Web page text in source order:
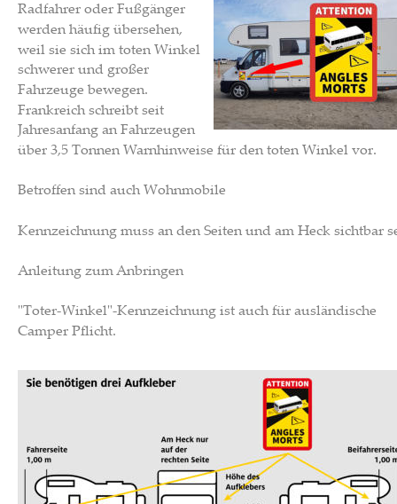
Radfahrer oder Fußgänger
werden häufig übersehen,
weil sie sich im toten Winkel
schwerer und großer
Fahrzeuge bewegen.
Frankreich schreibt seit
Jahresanfang an Fahrzeugen
über 3,5 Tonnen Warnhinweise für den toten Winkel vor.
Betroffen sind auch Wohnmobile
Kennzeichnung muss an den Seiten und am Heck sichtbar
Anleitung zum Anbringen
"Toter-Winkel"-Kennzeichnung ist auch für ausländische
Camper Pflicht.